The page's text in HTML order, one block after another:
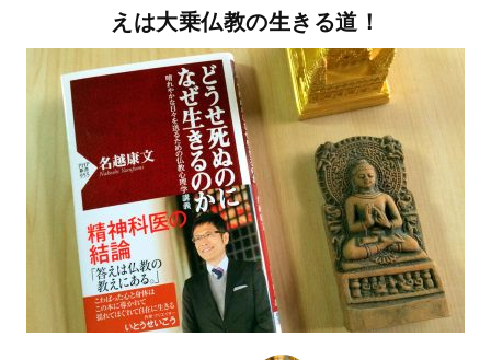
えは大乗仏教の生きる道！